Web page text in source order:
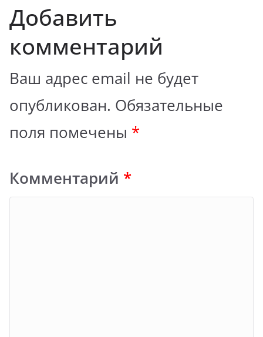
Добавить
комментарий
Ваш адрес email не будет
опубликован. Обязательные
поля помечены *
Комментарий *